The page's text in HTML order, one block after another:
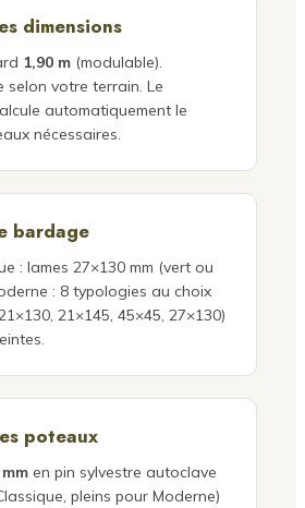
dimensions
1,90 m (modulable).
selon votre terrain. Le
automatiquement le
nécessaires.
bardage
: lames 27×130 mm (vert ou
: 8 typologies au choix
21×145, 45×45, 27×130)
poteaux
en pin sylvestre autoclave
pleins pour Moderne)